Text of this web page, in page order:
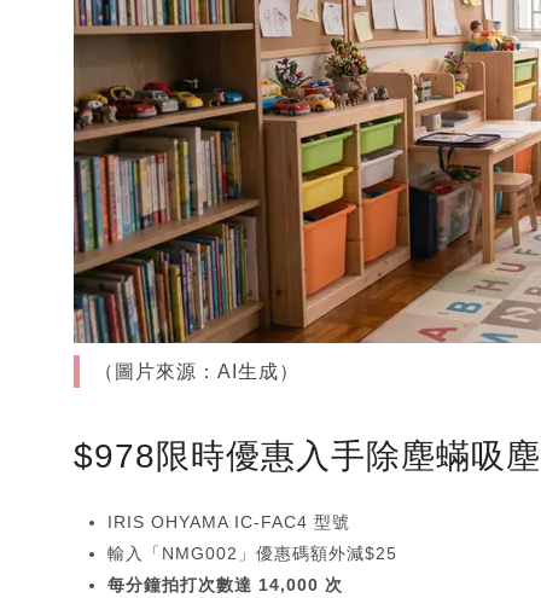
（圖片來源：AI生成）
$978限時優惠入手除塵蟎吸
IRIS OHYAMA IC-FAC4 型號
輸入「NMG002」優惠碼額外減$25
每分鐘拍打次數達 14,000 次